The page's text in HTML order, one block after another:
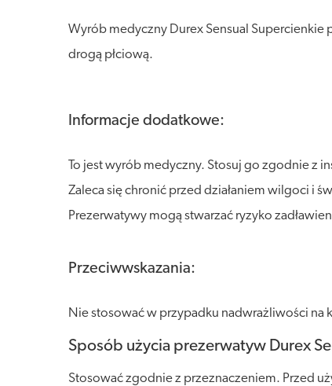
Wyrób medyczny Durex Sensual
drogą płciową.
Informacje dodatkowe:
To jest wyrób medyczny. Stosuj go zgodnie
Zaleca się chronić przed działaniem wilgoci i
Prezerwatywy mogą stwarzać ryzyko
Przeciwwskazania:
Nie stosować w przypadku nadwrażliwości na
Sposób użycia prezerwatyw Durex
Stosować zgodnie z przeznaczeniem. Przed